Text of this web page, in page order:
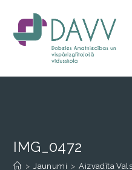
IMG_0472
> Jaunumi > Aizvadīta